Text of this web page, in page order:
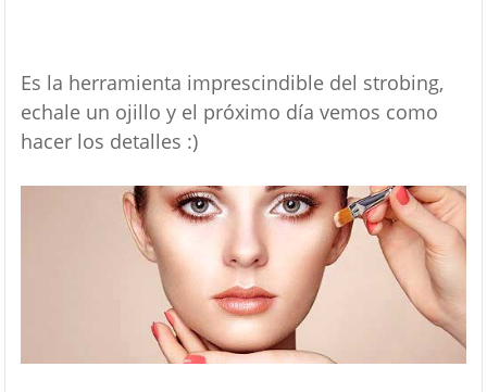
Es la herramienta imprescindible del strobing,
echale un ojillo y el próximo día vemos como
hacer los detalles :)